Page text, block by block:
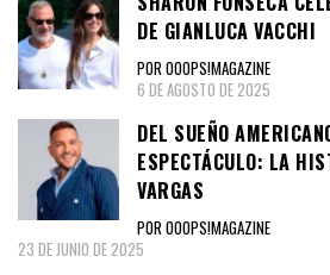
DE GIANLUCA VACCHI
POR OOOPS!MAGAZINE
6 DE AGOSTO DE 2025
DEL SUEÑO
ESPECTÁCULO: LA
VARGAS
POR OOOPS!MAGAZINE
23 DE JUNIO DE 2025